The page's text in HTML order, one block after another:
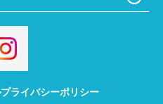
プライバシーポリシー